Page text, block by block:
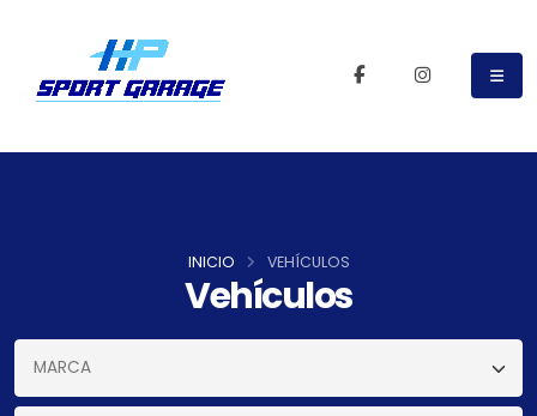
Vehículos
INICIO VEHÍCULOS